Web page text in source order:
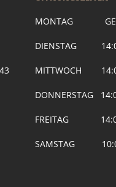
MONTAG
DIENSTAG
MITTWOCH
DONNERSTAG
FREITAG
SAMSTAG